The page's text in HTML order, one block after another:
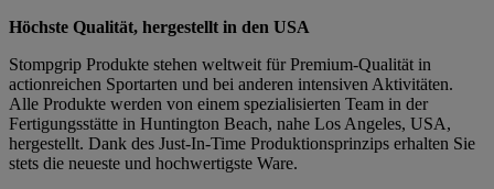
Höchste Qualität, hergestellt in den USA
Stompgrip Produkte stehen weltweit für Premium-Qualität in
actionreichen Sportarten und bei anderen intensiven Aktivitäten.
Alle Produkte werden von einem spezialisierten Team in der
Fertigungsstätte in Huntington Beach, nahe Los Angeles, USA,
hergestellt. Dank des Just-In-Time Produktionsprinzips erhalten Sie
stets die neueste und hochwertigste Ware.